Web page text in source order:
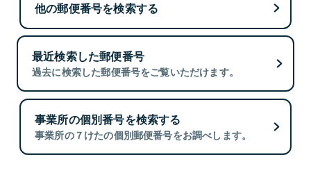
他の郵便番号を検索する
最近検索した郵便番号
過去に検索した郵便番号をご覧いただけます。
事業所の個別番号を検索する
事業所の７けたの個別郵便番号をお調べします。